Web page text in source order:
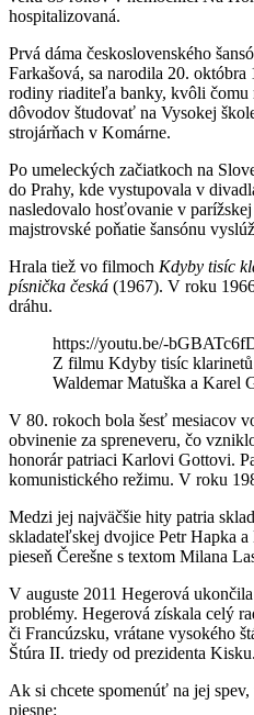
hospitalizovaná.
Prvá dáma československého
Farkašová, sa narodila 20.
rodiny riaditeľa banky, kvôli čomu
dôvodov študovať na Vysokej
strojárňach v Komárne.
Po umeleckých začiatkoch na
do Prahy, kde vystupovala v
nasledovalo hosťovanie v
majstrovské poňatie šansónu
Hrala tiež vo filmoch Kdyby tisíc
písnička česká (1967). V roku
dráhu.
https://youtu.be/-
Z filmu Kdyby tisíc klarinetů
Waldemar Matuška a Karel
V 80. rokoch bola šesť mesiacov
obvinenie za spreneveru, čo
honorár patriaci Karlovi Gottovi.
komunistického režimu. V roku
Medzi jej najväčšie hity patria
skladateľskej dvojice Petr Hapka
pieseň Čerešne s textom Milana
V auguste 2011 Hegerová
problémy. Hegerová získala celý
či Francúzsku, vrátane vysokého
Štúra II. triedy od prezidenta Kisku.
Ak si chcete spomenúť na jej spev,
piesne: